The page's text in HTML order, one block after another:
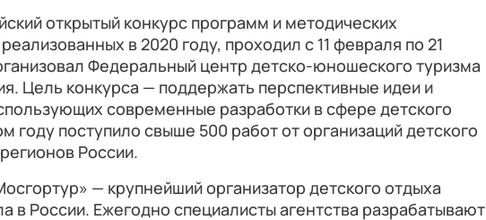
открытый конкурс программ и методических
в 2020 году, проходил с 11 февраля по 21
Федеральный центр детско-юношеского туризма
Цель конкурса — поддержать перспективные идеи и
современные разработки в сфере детского
году поступило свыше 500 работ от организаций детского
России.
— крупнейший организатор детского отдыха
в России. Ежегодно специалисты агентства разрабатывают